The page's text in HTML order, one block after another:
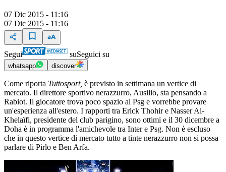
07 Dic 2015 - 11:16
07 Dic 2015 - 11:16
Segui suSeguici su
whatsapp discover
Come riporta Tuttosport, è previsto in settimana un vertice di
mercato. Il direttore sportivo nerazzurro, Ausilio, sta pensando a
Rabiot. Il giocatore trova poco spazio al Psg e vorrebbe provare
un'esperienza all'estero. I rapporti tra Erick Thohir e Nasser Al-
Khelaïfi, presidente del club parigino, sono ottimi e il 30 dicembre a
Doha è in programma l'amichevole tra Inter e Psg. Non è escluso
che in questo vertice di mercato tutto a tinte nerazzurro non si possa
parlare di Pirlo e Ben Arfa.